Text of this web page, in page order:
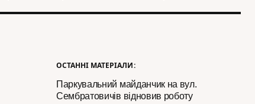
ОСТАННІ МАТЕРІАЛИ:
Паркувальний майданчик на вул.
Сембратовичів відновив роботу